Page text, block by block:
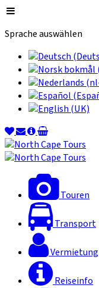
Sprache auswählen
Touren
Transport
Vermietung
Reiseinfo